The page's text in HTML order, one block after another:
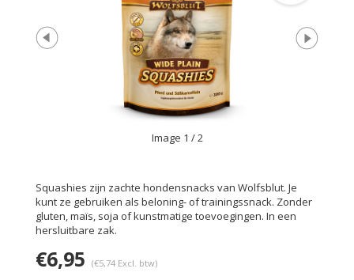
Image 1 / 2
Squashies zijn zachte hondensnacks van Wolfsblut. Je
kunt ze gebruiken als beloning- of trainingssnack. Zonder
gluten, maïs, soja of kunstmatige toevoegingen. In een
hersluitbare zak.
€6,95 (€5,74 Excl. btw)